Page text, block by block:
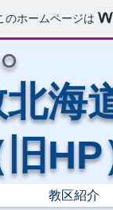
のホームページは
海
HP
教区紹介